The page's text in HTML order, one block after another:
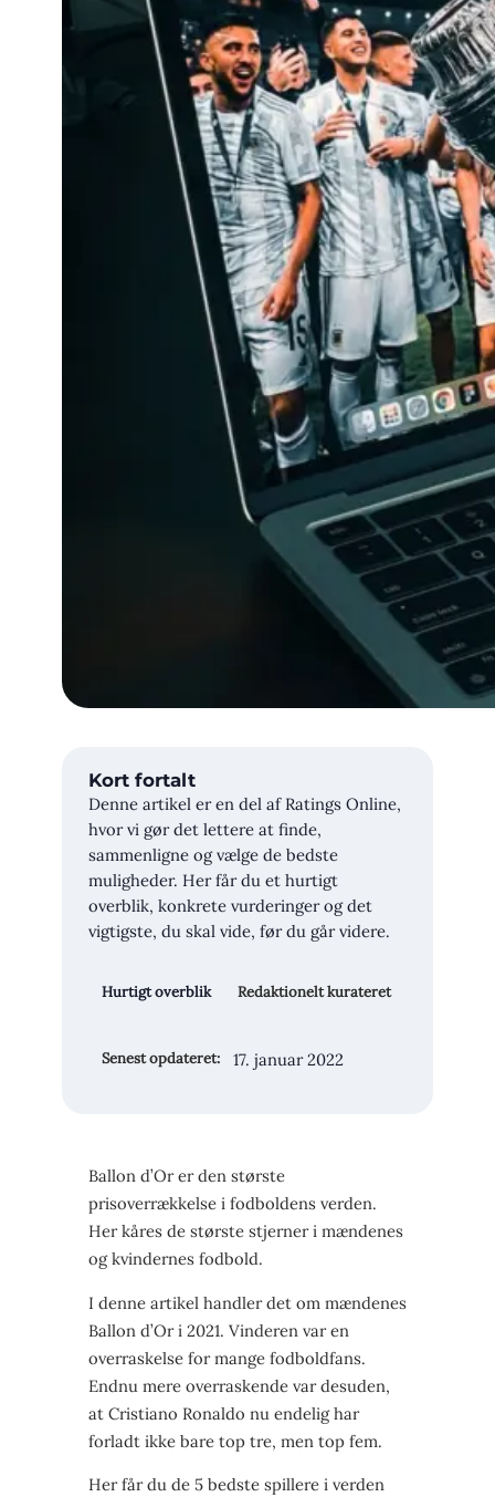
Kort fortalt
Denne artikel er en del af Ratings Online,
hvor vi gør det lettere at finde,
sammenligne og vælge de bedste
muligheder. Her får du et hurtigt
overblik, konkrete vurderinger og det
vigtigste, du skal vide, før du går videre.
Hurtigt overblik Redaktionelt kurateret
Senest opdateret: 17. januar 2022
Ballon d’Or er den største
prisoverrækkelse i fodboldens verden.
Her kåres de største stjerner i mændenes
og kvindernes fodbold.
I denne artikel handler det om mændenes
Ballon d’Or i 2021. Vinderen var en
overraskelse for mange fodboldfans.
Endnu mere overraskende var desuden,
at Cristiano Ronaldo nu endelig har
forladt ikke bare top tre, men top fem.
Her får du de 5 bedste spillere i verden